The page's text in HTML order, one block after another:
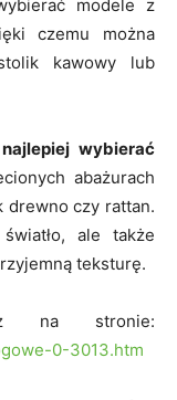
modele z
czemu można
kawowy lub
wybierać
abażurach
drewno czy rattan.
ale także
teksturę.
na stronie:
0-3013.htm